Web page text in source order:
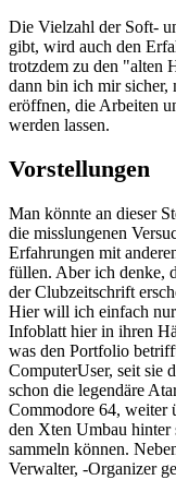
Die Vielzahl der Soft-
gibt, wird auch den
trotzdem zu den "alten
dann bin ich mir sicher,
eröffnen, die Arbeiten
werden lassen.
Vorstellungen
Man könnte an dieser
die misslungenen
Erfahrungen mit
füllen. Aber ich denke,
der Clubzeitschrift
Hier will ich einfach nur
Infoblatt hier in ihren
was den Portfolio
ComputerUser, seit sie
schon die legendäre
Commodore 64, weiter
den Xten Umbau hinter
sammeln können.
Verwalter, -Organizer